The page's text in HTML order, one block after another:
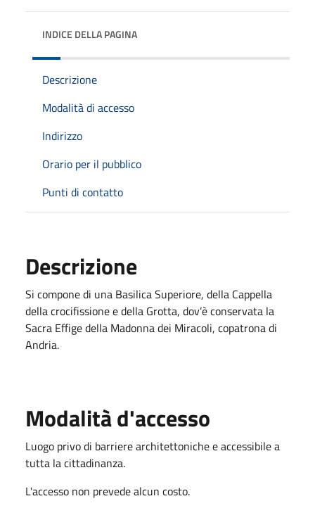
INDICE DELLA PAGINA
Descrizione
Modalità di accesso
Indirizzo
Orario per il pubblico
Punti di contatto
Descrizione
Si compone di una Basilica Superiore, della Cappella
della crocifissione e della Grotta, dov’è conservata la
Sacra Effige della Madonna dei Miracoli, copatrona di
Andria.
Modalità d'accesso
Luogo privo di barriere architettoniche e accessibile a
tutta la cittadinanza.
L'accesso non prevede alcun costo.